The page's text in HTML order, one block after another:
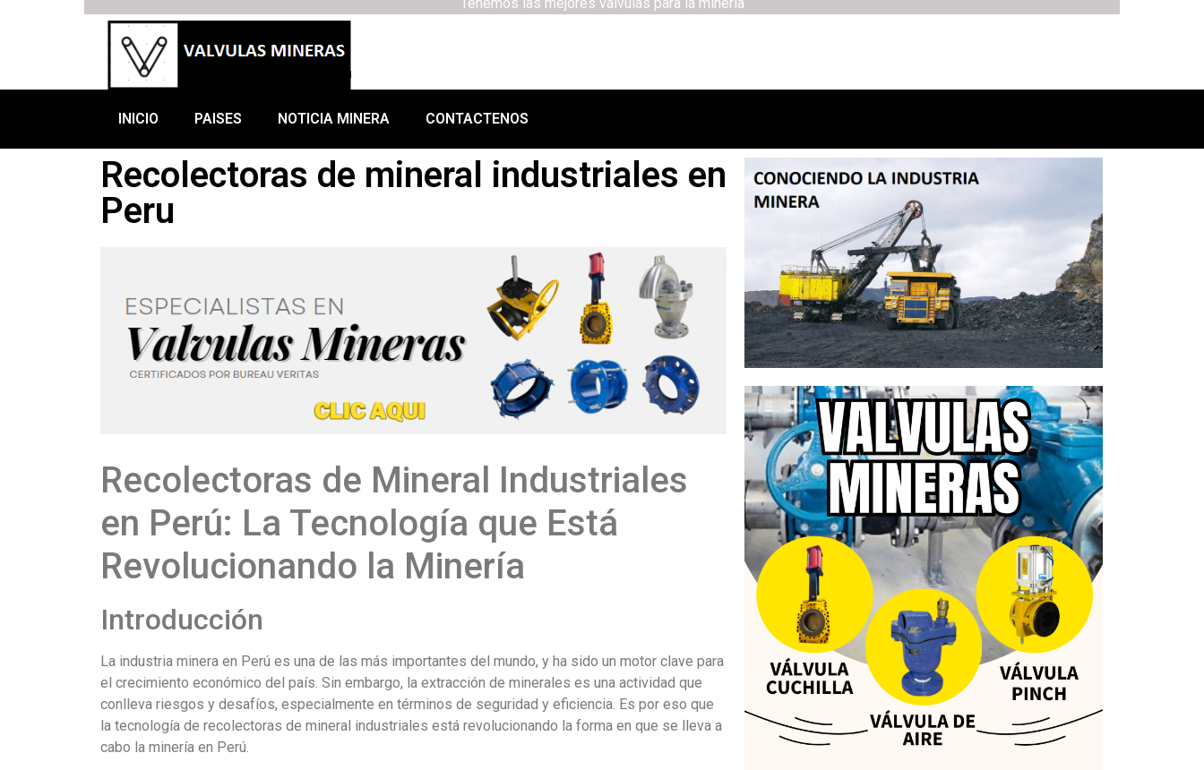
INICIO PAISES NOTICIA MINERA CONTACTENOS
Recolectoras de mineral industriales en
Peru
Recolectoras de Mineral Industriales
en Perú: La Tecnología que Está
Revolucionando la Minería
Introducción
La industria minera en Perú es una de las más importantes del mundo, y ha sido un motor clave para
el crecimiento económico del país. Sin embargo, la extracción de minerales es una actividad que
conlleva riesgos y desafíos, especialmente en términos de seguridad y eficiencia. Es por eso que
la tecnología de recolectoras de mineral industriales está revolucionando la forma en que se lleva a
cabo la minería en Perú.